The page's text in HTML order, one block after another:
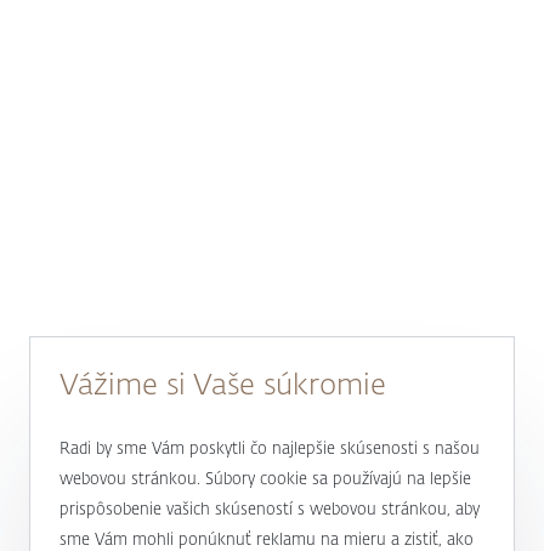
Vážime si Vaše súkromie
Radi by sme Vám poskytli čo najlepšie skúsenosti s našou
webovou stránkou. Súbory cookie sa používajú na lepšie
prispôsobenie vašich skúseností s webovou stránkou, aby
sme Vám mohli ponúknuť reklamu na mieru a zistiť, ako